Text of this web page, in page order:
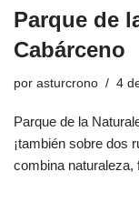
Parque de
Cabárceno
por asturcrono 4
Parque de la
¡también sobre dos
combina